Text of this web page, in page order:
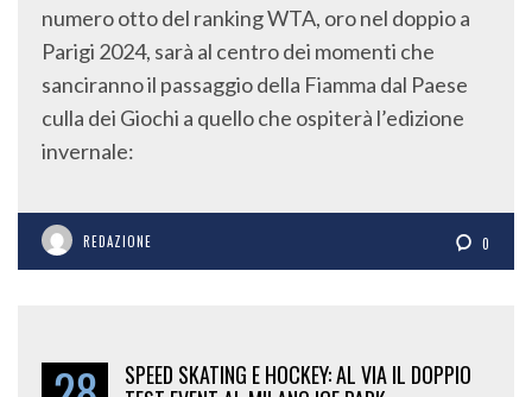
numero otto del ranking WTA, oro nel doppio a
Parigi 2024, sarà al centro dei momenti che
sanciranno il passaggio della Fiamma dal Paese
culla dei Giochi a quello che ospiterà l’edizione
invernale:
REDAZIONE 0
SPEED SKATING E HOCKEY: AL VIA IL DOPPIO